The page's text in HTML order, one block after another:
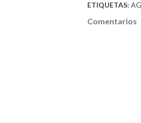
ETIQUETAS:
Comentarios